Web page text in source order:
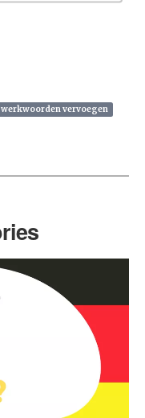
werkwoorden vervoegen